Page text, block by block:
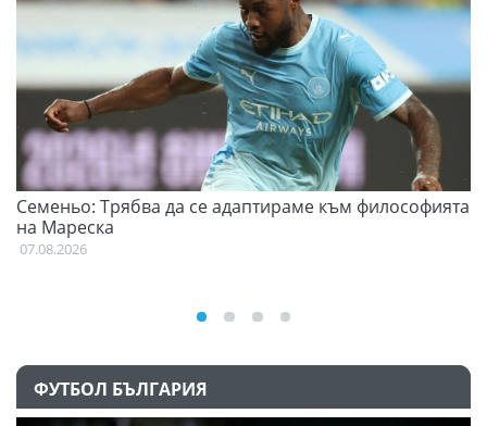
Семеньо: Трябва да се адаптираме към философията
на Мареска
07.08.2026
ФУТБОЛ БЪЛГАРИЯ